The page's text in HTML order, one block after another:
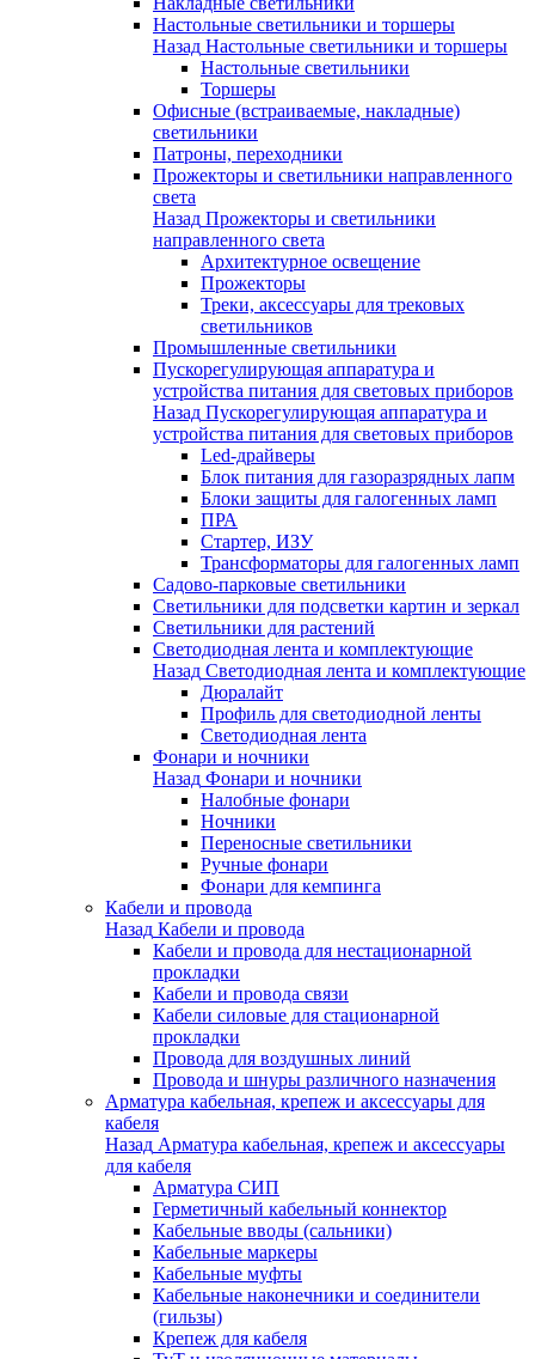
Настольные светильники и торшеры
Назад Настольные светильники и торшеры
Настольные светильники
Торшеры
Офисные (встраиваемые, накладные)
светильники
Патроны, переходники
Прожекторы и светильники направленного
света
Назад Прожекторы и светильники
направленного света
Архитектурное освещение
Прожекторы
Треки, аксессуары для трековых
светильников
Промышленные светильники
Пускорегулирующая аппаратура и
устройства питания для световых приборов
Назад Пускорегулирующая аппаратура и
устройства питания для световых приборов
Led-драйверы
Блок питания для газоразрядных лапм
Блоки защиты для галогенных ламп
ПРА
Стартер, ИЗУ
Трансформаторы для галогенных ламп
Садово-парковые светильники
Светильники для подсветки картин и зеркал
Светильники для растений
Светодиодная лента и комплектующие
Назад Светодиодная лента и комплектующие
Дюралайт
Профиль для светодиодной ленты
Светодиодная лента
Фонари и ночники
Назад Фонари и ночники
Налобные фонари
Ночники
Переносные светильники
Ручные фонари
Фонари для кемпинга
Кабели и провода
Назад Кабели и провода
Кабели и провода для нестационарной
прокладки
Кабели и провода связи
Кабели силовые для стационарной
прокладки
Провода для воздушных линий
Провода и шнуры различного назначения
Арматура кабельная, крепеж и аксессуары для
кабеля
Назад Арматура кабельная, крепеж и аксессуары
для кабеля
Арматура СИП
Герметичный кабельный коннектор
Кабельные вводы (сальники)
Кабельные маркеры
Кабельные муфты
Кабельные наконечники и соединители
(гильзы)
Крепеж для кабеля